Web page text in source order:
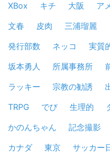
XBox
キチ 大阪 ア
文春
皮肉 三浦瑠麗
発行部数
ネッコ 実質
坂本勇人
所属事務所
ラッキー
宗教の勧誘
TRPG
でび 生理的
かのんちゃん
記念撮影
カナダ
東京 サッカー